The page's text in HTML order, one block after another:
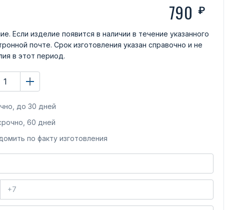
790 ₽
Если изделие появится в наличии в течение указанного
почте. Срок изготовления указан справочно и не
в этот период.
до 30 дней
60 дней
по факту изготовления